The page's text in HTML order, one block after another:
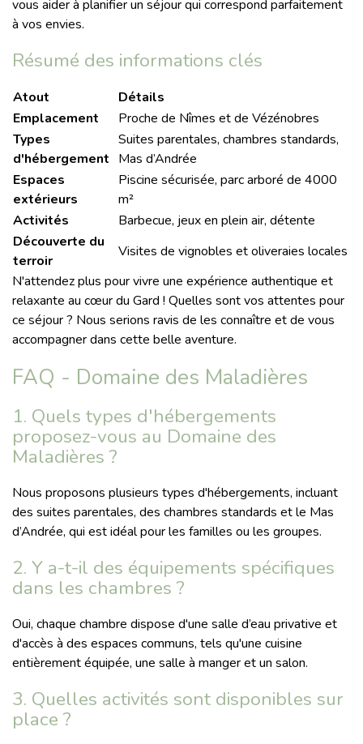
vous aider à planifier un séjour qui correspond parfaitement
à vos envies.
Résumé des informations clés
Atout
Détails
Emplacement
Proche de Nîmes et de Vézénobres
Types
d'hébergement
Suites parentales, chambres standards,
Mas d’Andrée
Espaces
extérieurs
Piscine sécurisée, parc arboré de 4000
m²
Activités
Barbecue, jeux en plein air, détente
Découverte du
terroir
Visites de vignobles et oliveraies locales
N'attendez plus pour vivre une expérience authentique et
relaxante au cœur du Gard ! Quelles sont vos attentes pour
ce séjour ? Nous serions ravis de les connaître et de vous
accompagner dans cette belle aventure.
FAQ - Domaine des Maladières
1. Quels types d'hébergements
proposez-vous au Domaine des
Maladières ?
Nous proposons plusieurs types d'hébergements, incluant
des suites parentales, des chambres standards et le Mas
d’Andrée, qui est idéal pour les familles ou les groupes.
2. Y a-t-il des équipements spécifiques
dans les chambres ?
Oui, chaque chambre dispose d'une salle d’eau privative et
d'accès à des espaces communs, tels qu'une cuisine
entièrement équipée, une salle à manger et un salon.
3. Quelles activités sont disponibles sur
place ?